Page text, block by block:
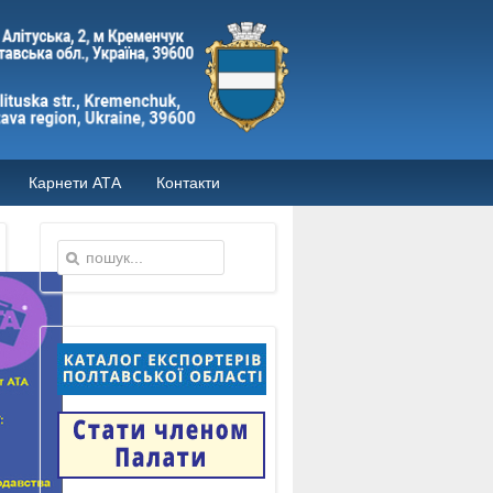
Карнети АТА Контакти